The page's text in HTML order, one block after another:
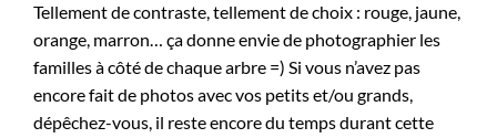
Tellement de contraste, tellement de choix : rouge, jaune,
orange, marron… ça donne envie de photographier les
familles à côté de chaque arbre =) Si vous n’avez pas
encore fait de photos avec vos petits et/ou grands,
dépêchez-vous, il reste encore du temps durant cette